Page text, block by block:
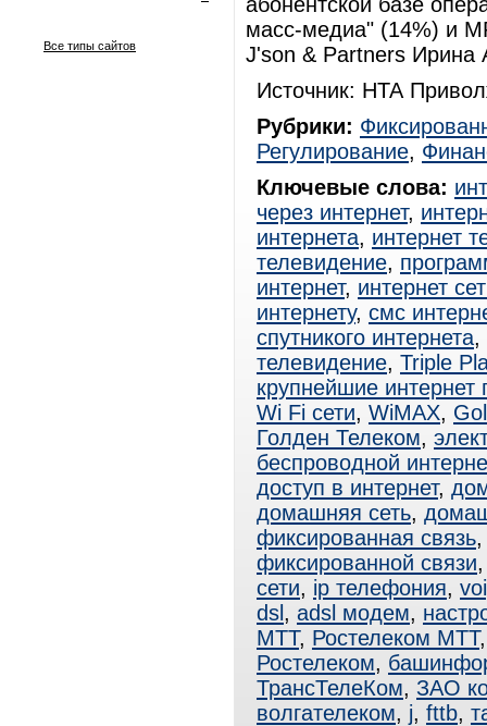
Все типы сайтов
масс-медиа" (14%) и
J'son & Partners Ирина
Источник: НТА
Рубрики:
Регулирование,
Ключевые слова:
через интернет,
интернета, интернет
телевидение,
интернет, интернет
интернету, смс
спутникого интернета,
телевидение, Triple
крупнейшие интернет
Wi Fi сети, WiMAX,
Голден Телеком,
беспроводной
доступ в интернет,
домашняя сеть,
фиксированная связь
фиксированной связи
сети, ip телефония,
dsl , adsl модем,
МТТ, Ростелеком МТТ
Ростелеком,
ТрансТелеКом, ЗАО
волгателеком, j, fttb,